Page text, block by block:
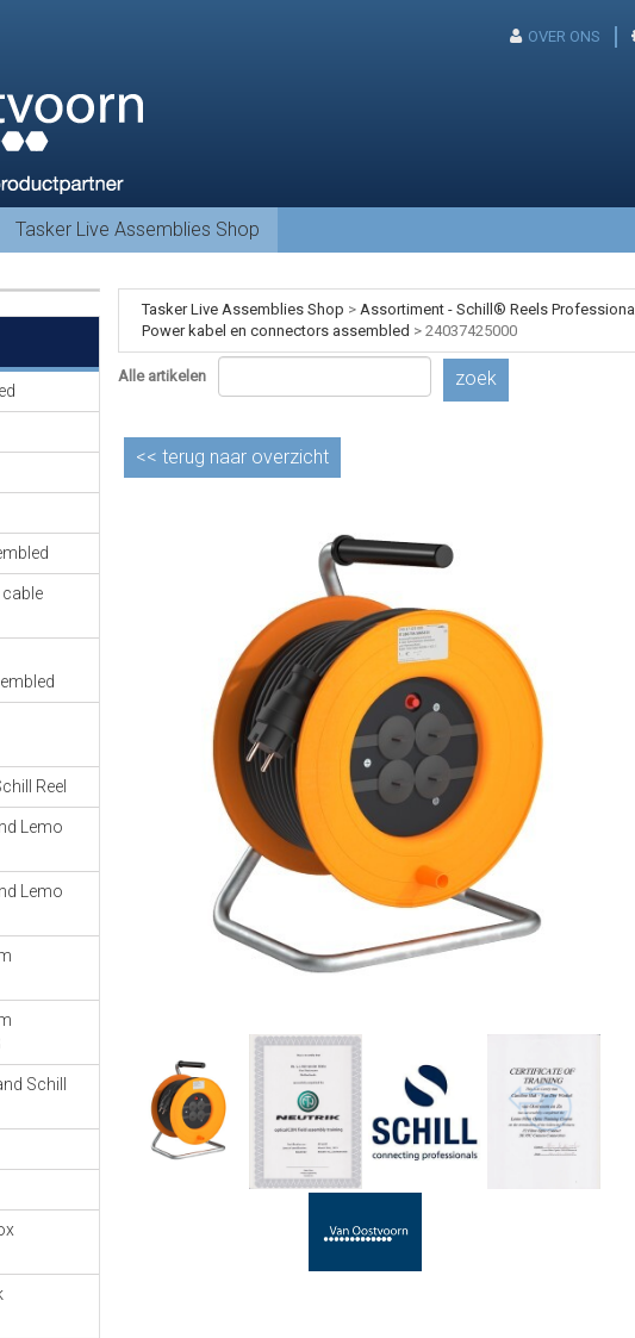
OVER ONS
Tasker Live Assemblies Shop
cable
Reel
Lemo
Lemo
Schill
Tasker Live Assemblies Shop > Assortiment - Schill® Reels
Power kabel en connectors assembled > 24037425000
Alle artikelen zoek
<< terug naar overzicht